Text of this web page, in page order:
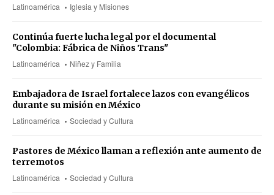
Latinoamérica Iglesia y Misiones
Latinoamérica Niñez y Familia
Continúa fuerte lucha legal por el documental
"Colombia: Fábrica de Niños Trans"
Latinoamérica Sociedad y Cultura
Embajadora de Israel fortalece lazos con evangélicos
durante su misión en México
Latinoamérica Sociedad y Cultura
Pastores de México llaman a reflexión ante aumento de
terremotos